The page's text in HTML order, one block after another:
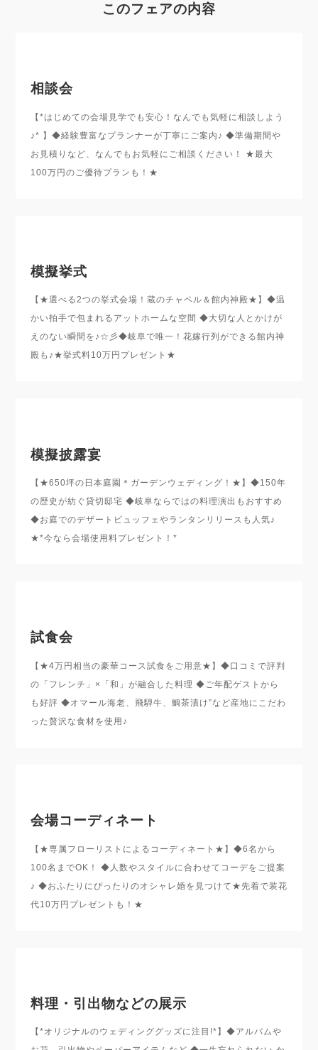
このフェアの内容
相談会
【*はじめての会場見学でも安心！なんでも気軽に相談しよう
♪* 】◆経験豊富なプランナーが丁寧にご案内♪ ◆準備期間や
お見積りなど、なんでもお気軽にご相談ください！ ★最大
100万円のご優待プランも！★
模擬挙式
【★選べる2つの挙式会場！蔵のチャペル＆館内神殿★】◆温
かい拍手で包まれるアットホームな空間 ◆大切な人とかけが
えのない瞬間を♪☆彡◆岐阜で唯一！花嫁行列ができる館内神
殿も♪★挙式料10万円プレゼント★
模擬披露宴
【★650坪の日本庭園＊ガーデンウェディング！★】◆150年
の歴史が紡ぐ貸切邸宅 ◆岐阜ならではの料理演出もおすすめ
◆お庭でのデザートビュッフェやランタンリリースも人気♪
★*今なら会場使用料プレゼント！*
試食会
【★4万円相当の豪華コース試食をご用意★】◆口コミで評判
の「フレンチ」×「和」が融合した料理 ◆ご年配ゲストから
も好評 ◆オマール海老、飛騨牛、鯛茶漬け”など産地にこだわ
った贅沢な食材を使用♪
会場コーディネート
【★専属フローリストによるコーディネート★】◆6名から
100名までOK！ ◆人数やスタイルに合わせてコーデをご提案
♪ ◆おふたりにぴったりのオシャレ婚を見つけて★先着で装花
代10万円プレゼントも！★
料理・引出物などの展示
【*オリジナルのウェディンググッズに注目!*】◆アルバムや